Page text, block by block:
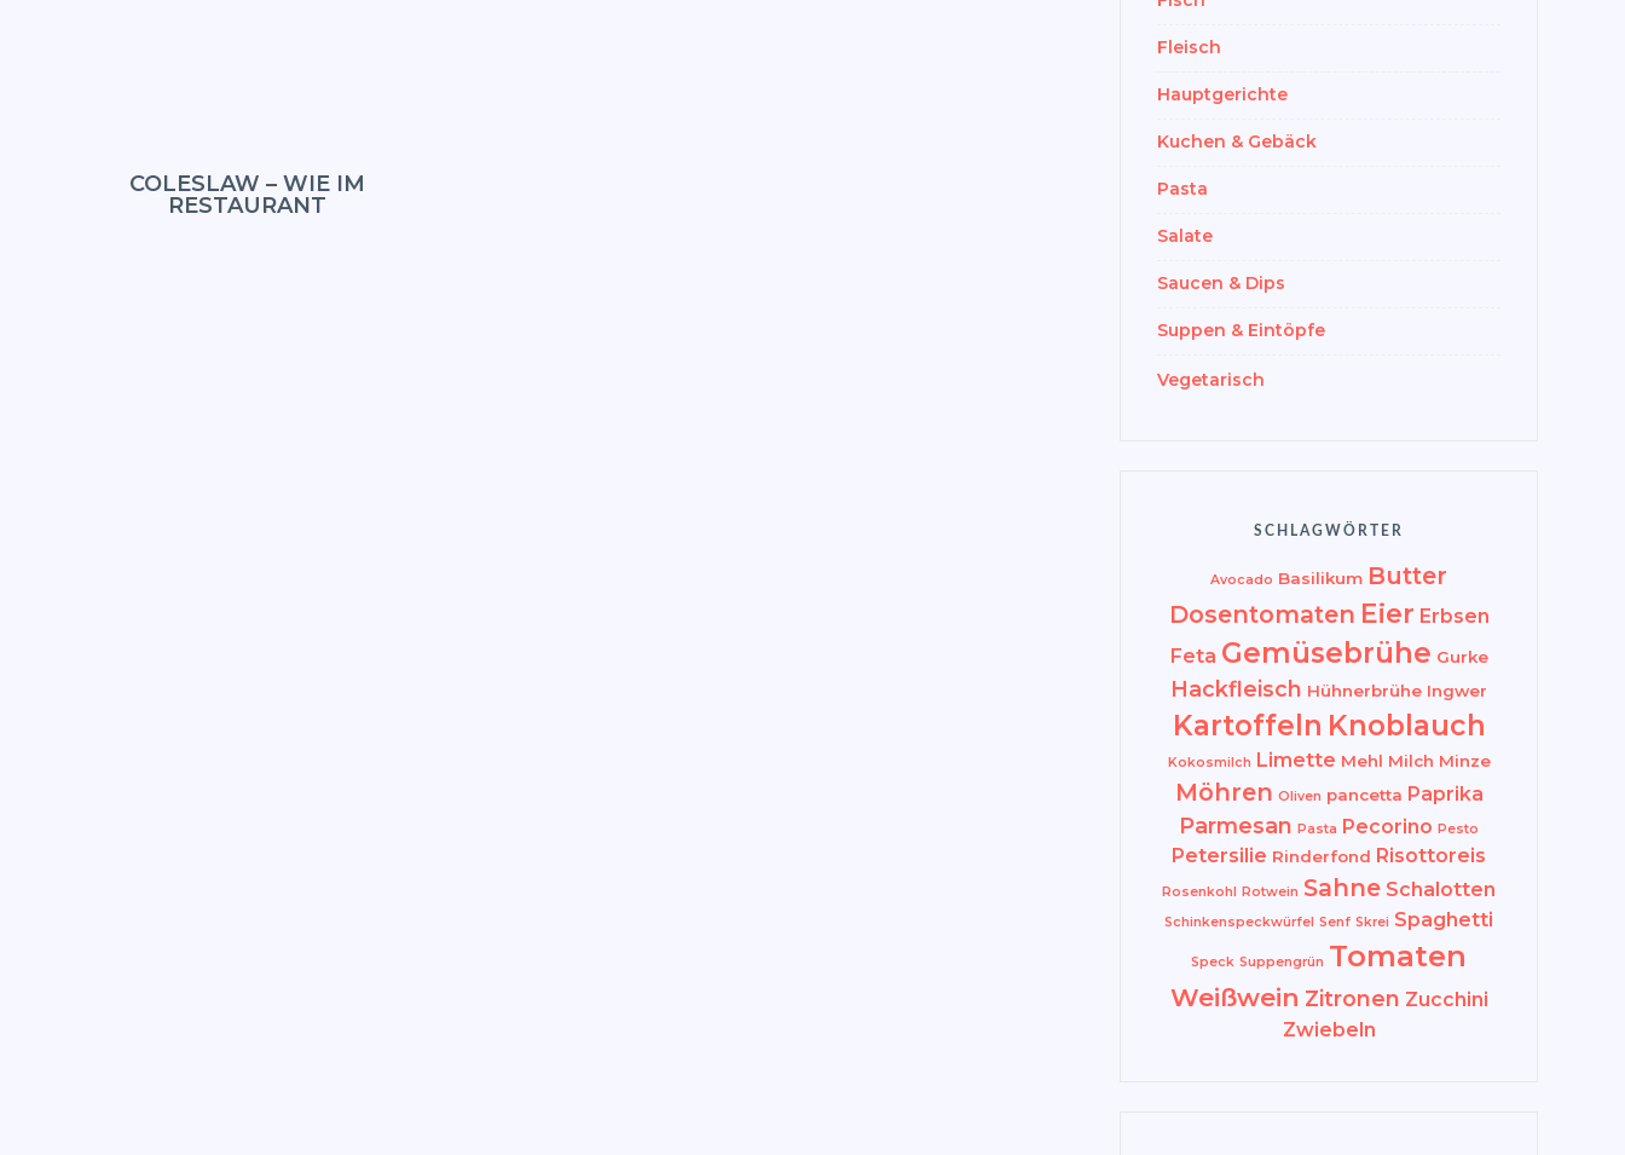
COLESLAW – WIE IM
RESTAURANT
Fleisch
Hauptgerichte
Kuchen & Gebäck
Pasta
Salate
Saucen & Dips
Suppen & Eintöpfe
Vegetarisch
SCHLAGWÖRTER
Avocado Basilikum Butter
Dosentomaten Eier Erbsen
Feta Gemüsebrühe Gurke
Hackfleisch Hühnerbrühe Ingwer
Kartoffeln Knoblauch
Kokosmilch Limette Mehl Milch Minze
Möhren Oliven pancetta Paprika
Parmesan Pasta Pecorino Pesto
Petersilie Rinderfond Risottoreis
Rosenkohl Rotwein Sahne Schalotten
Schinkenspeckwürfel Senf Skrei Spaghetti
Speck Suppengrün Tomaten
Weißwein Zitronen Zucchini
Zwiebeln